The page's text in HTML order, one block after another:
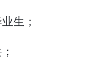
生；